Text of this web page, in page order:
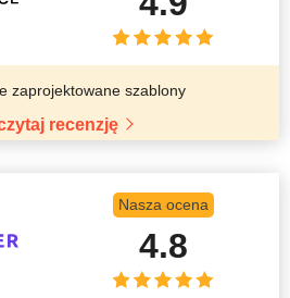
zaprojektowane szablony
recenzję
Nasza ocena
4.8